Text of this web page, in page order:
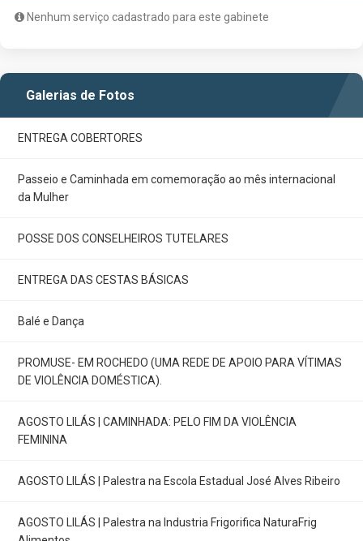
Nenhum serviço cadastrado para este gabinete
Galerias de Fotos
ENTREGA COBERTORES
Passeio e Caminhada em comemoração ao mês internacional
da Mulher
POSSE DOS CONSELHEIROS TUTELARES
ENTREGA DAS CESTAS BÁSICAS
Balé e Dança
PROMUSE- EM ROCHEDO (UMA REDE DE APOIO PARA VÍTIMAS
DE VIOLÊNCIA DOMÉSTICA).
AGOSTO LILÁS | CAMINHADA: PELO FIM DA VIOLÊNCIA
FEMININA
AGOSTO LILÁS | Palestra na Escola Estadual José Alves Ribeiro
AGOSTO LILÁS | Palestra na Industria Frigorifica NaturaFrig